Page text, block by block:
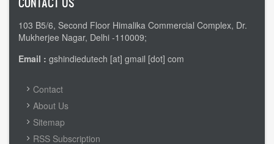
103 B5/6, Second Floor Himalika Commercial Complex, Dr.
Mukherjee Nagar, Delhi -110009;
Email : gshindiedutech [at] gmail [dot] com
FOOTER
MENU
Contact
About Us
Sitemap
RSS Subscription